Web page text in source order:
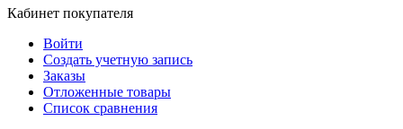
Кабинет покупателя
Войти
Создать учетную запись
Заказы
Отложенные товары
Список сравнения